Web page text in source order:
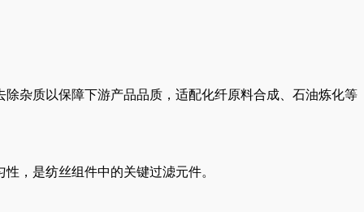
杂质以保障下游产品品质，适配化纤原料合成、石油炼化等
，是纺丝组件中的关键过滤元件。